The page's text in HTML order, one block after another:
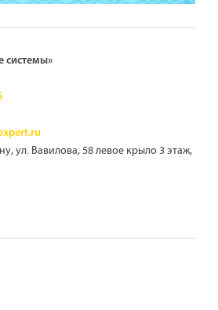
системы»
ул. Вавилова, 58 левое крыло 3 этаж,